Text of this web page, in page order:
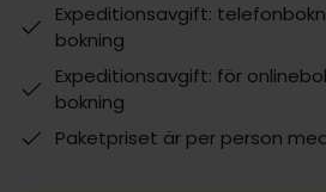
Expeditionsavgift:
bokning
Expeditionsavgift: för
bokning
Paketpriset är per person